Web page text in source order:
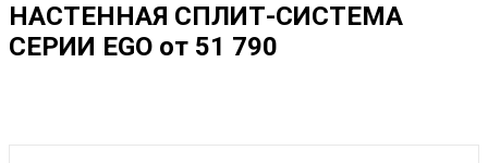
НАСТЕННАЯ СПЛИТ-СИСТЕМА
СЕРИИ EGO от 51 790